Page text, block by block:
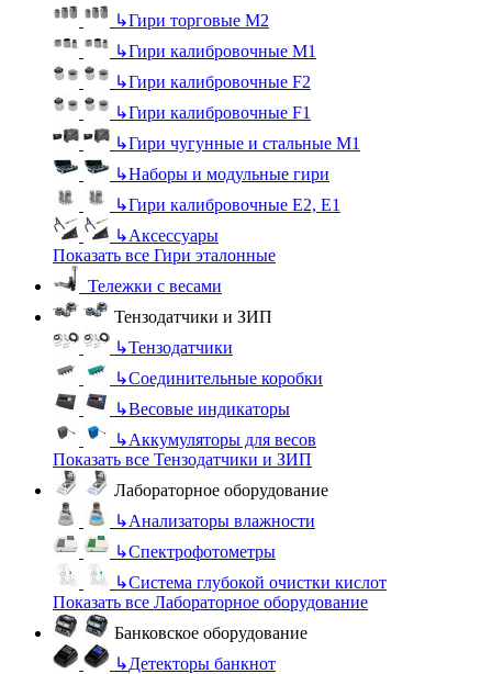
↳Гири торговые М2
↳Гири калибровочные М1
↳Гири калибровочные F2
↳Гири калибровочные F1
↳Гири чугунные и стальные М1
↳Наборы и модульные гири
↳Гири калибровочные E2, Е1
↳Аксессуары
Показать все Гири эталонные
Тележки с весами
Тензодатчики и ЗИП
↳Тензодатчики
↳Соединительные коробки
↳Весовые индикаторы
↳Аккумуляторы для весов
Показать все Тензодатчики и ЗИП
Лабораторное оборудование
↳Анализаторы влажности
↳Спектрофотометры
↳Система глубокой очистки кислот
Показать все Лабораторное оборудование
Банковское оборудование
↳Детекторы банкнот